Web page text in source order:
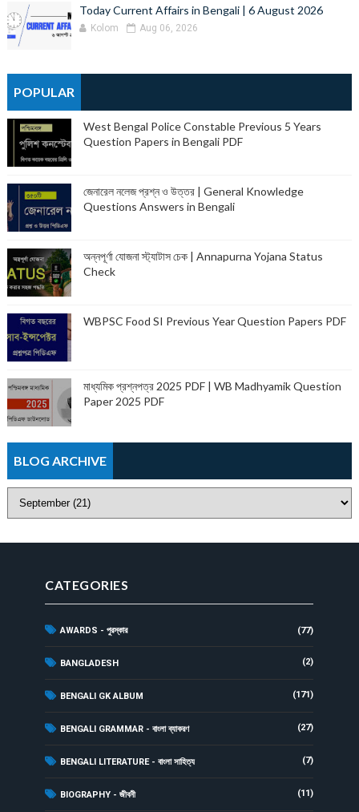
Today Current Affairs in Bengali | 6 August 2026
Kolom Aug 06, 2026
POPULAR
West Bengal Police Constable Previous 5 Years
Question Papers in Bengali PDF
জেনারেল নলেজ প্রশ্ন ও উত্তর | General Knowledge
Questions Answers in Bengali
অন্নপূর্ণা যোজনা স্ট্যাটাস চেক | Annapurna Yojana Status
Check
WBPSC Food SI Previous Year Question Papers PDF
মাধ্যমিক প্রশ্নপত্র 2025 PDF | WB Madhyamik Question
Paper 2025 PDF
BLOG ARCHIVE
CATEGORIES
AWARDS - পুরস্কার (77)
BANGLADESH (2)
BENGALI GK ALBUM (171)
BENGALI GRAMMAR - বাংলা ব্যাকরণ (27)
BENGALI LITERATURE - বাংলা সাহিত্য (7)
BIOGRAPHY - জীবনী (11)